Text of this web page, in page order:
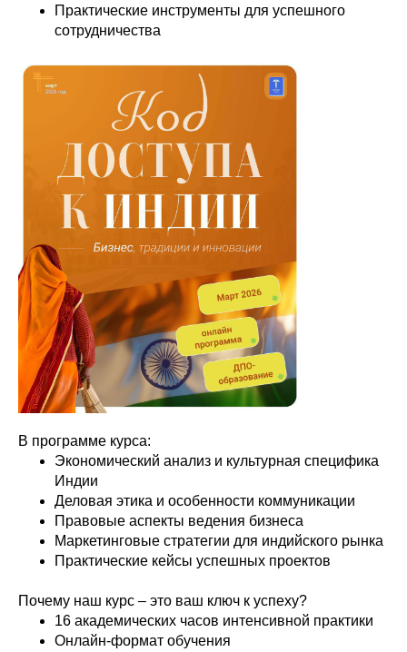
Практические инструменты для успешного
сотрудничества
В программе курса:
Экономический анализ и культурная специфика
Индии
Деловая этика и особенности коммуникации
Правовые аспекты ведения бизнеса
Маркетинговые стратегии для индийского рынка
Практические кейсы успешных проектов
Почему наш курс – это ваш ключ к успеху?
16 академических часов интенсивной практики
Онлайн-формат обучения